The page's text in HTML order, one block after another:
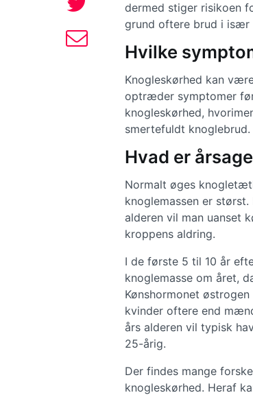
dermed stiger risikoen
grund oftere brud i især
Hvilke
Knogleskørhed kan
optræder symptomer
knogleskørhed,
smertefuldt knoglebrud.
Hvad er
Normalt øges
knoglemassen er
alderen vil man uanset
kroppens aldring.
I de første 5 til 10 år
knoglemasse om året,
Kønshormonet
kvinder oftere end
års alderen vil typisk
25-årig.
Der findes mange
knogleskørhed. Heraf